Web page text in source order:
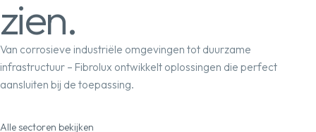
zien.
Van corrosieve industriële omgevingen tot duurzame
infrastructuur – Fibrolux ontwikkelt oplossingen die perfect
aansluiten bij de toepassing.
Alle sectoren bekijken